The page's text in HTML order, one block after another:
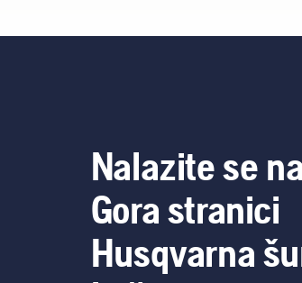
Nalazite se
Gora stranici
Husqvarna